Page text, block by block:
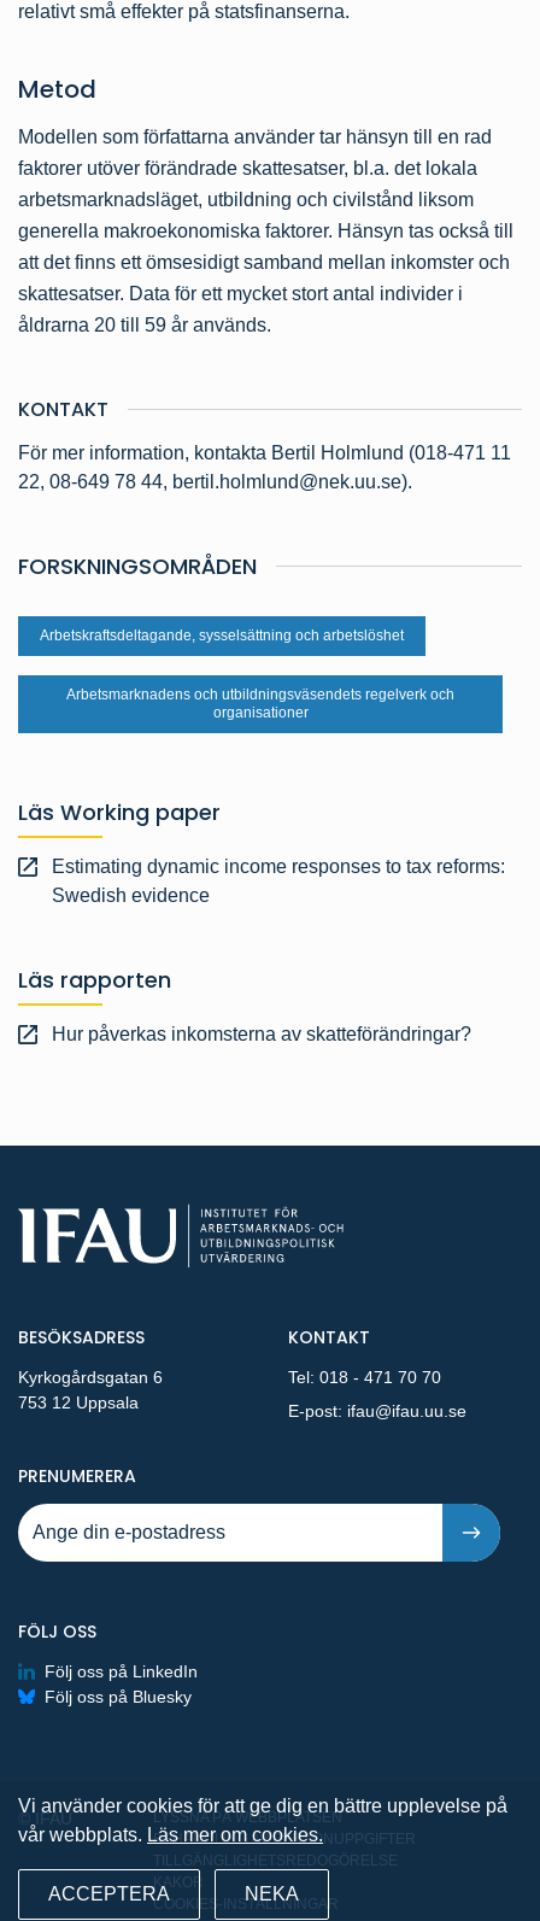
relativt små effekter på statsfinanserna.
Metod
Modellen som författarna använder tar hänsyn till en rad
faktorer utöver förändrade skattesatser, bl.a. det lokala
arbetsmarknadsläget, utbildning och civilstånd liksom
generella makroekonomiska faktorer. Hänsyn tas också till
att det finns ett ömsesidigt samband mellan inkomster och
skattesatser. Data för ett mycket stort antal individer i
åldrarna 20 till 59 år används.
KONTAKT
För mer information, kontakta Bertil Holmlund (018-471 11
22, 08-649 78 44, bertil.holmlund@nek.uu.se).
FORSKNINGSOMRÅDEN
Arbetskraftsdeltagande, sysselsättning och arbetslöshet
Arbetsmarknadens och utbildningsväsendets regelverk och
organisationer
Läs Working paper
Estimating dynamic income responses to tax reforms:
Swedish evidence
Läs rapporten
Hur påverkas inkomsterna av skatteförändringar?
BESÖKSADRESS
Kyrkogårdsgatan 6
753 12 Uppsala
KONTAKT
Tel: 018 - 471 70 70
E-post: ifau@ifau.uu.se
PRENUMERERA
FÖLJ OSS
Följ oss på LinkedIn
Följ oss på Bluesky
© IFAU
LYSSNA PÅ WEBBPLATSEN
BEHANDLING AV PERSONUPPGIFTER
TILLGÄNGLIGHETSREDOGÖRELSE
KAKOR
COOKIES-INSTÄLLNINGAR
Vi använder cookies för att ge dig en bättre upplevelse på
vår webbplats. Läs mer om cookies.
ACCEPTERA NEKA